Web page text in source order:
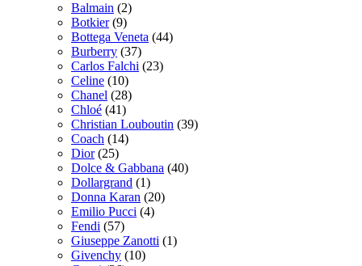
Balmain (2)
Botkier(9)
Bottega Veneta (44)
Burberry (37)
Carlos Falchi (23)
Celine (10)
Chanel (28)
Chloé (41)
Christian Louboutin (39)
Coach (14)
Dior(25)
Dolce & Gabbana (40)
Dollargrand (1)
Donna Karan (20)
Emilio Pucci (4)
Fendi (57)
Giuseppe Zanotti (1)
Givenchy (10)